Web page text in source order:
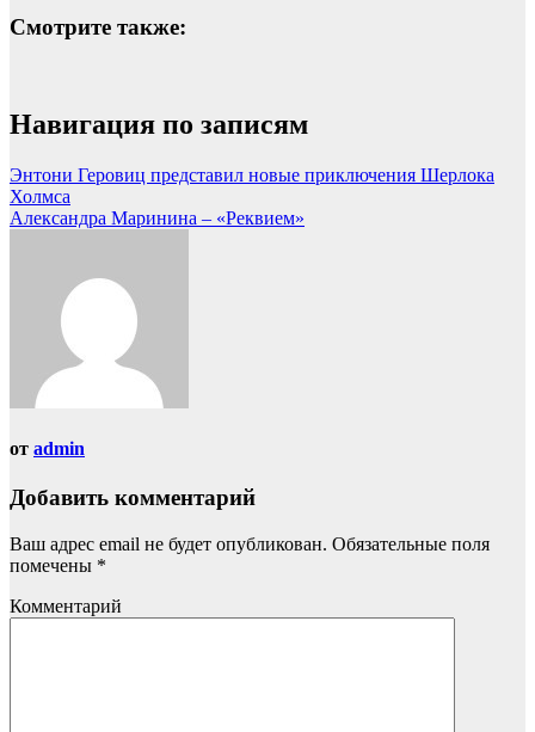
Смотрите также:
Навигация по записям
Энтони Геровиц представил новые приключения Шерлока
Холмса
Александра Маринина – «Реквием»
от admin
Добавить комментарий
Ваш адрес email не будет опубликован. Обязательные поля
помечены *
Комментарий